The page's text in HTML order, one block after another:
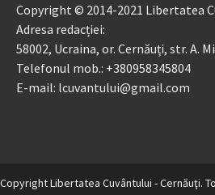
Copyright © 2014-2021 Libertatea
Adresa redacției:
58002, Ucraina, or. Cernăuți, str. A.
Telefonul mob.: +380958345804
E-mail: lcuvantului@gmail.com
Copyright Libertatea Cuvântului - Cernăuţi.